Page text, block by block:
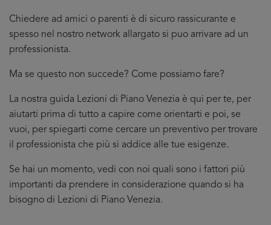
Chiedere ad amici o parenti è di sicuro rassicurante e
spesso nel nostro network allargato si puo arrivare ad un
professionista.
Ma se questo non succede? Come possiamo fare?
La nostra guida Lezioni di Piano Venezia è qui per te, per
aiutarti prima di tutto a capire come orientarti e poi, se
vuoi, per spiegarti come cercare un preventivo per trovare
il professionista che più si addice alle tue esigenze.
Se hai un momento, vedi con noi quali sono i fattori più
importanti da prendere in considerazione quando si ha
bisogno di Lezioni di Piano Venezia.